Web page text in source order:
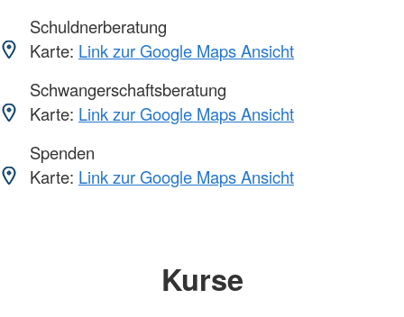
Schuldnerberatung
Karte: Link zur Google Maps Ansicht
Schwangerschaftsberatung
Karte: Link zur Google Maps Ansicht
Spenden
Karte: Link zur Google Maps Ansicht
Kurse